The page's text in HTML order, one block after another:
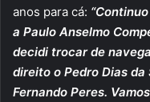
anos para cá:
a Paulo Anselmo
decidi trocar de
direito o Pedro Dias
Fernando Peres.